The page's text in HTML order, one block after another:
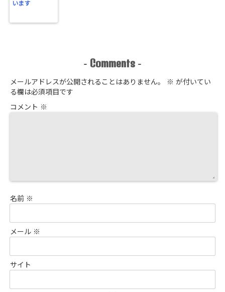
います
- Comments -
メールアドレスが公開されることはありません。 ※ が付いてい
る欄は必須項目です
コメント ※
名前 ※
メール ※
サイト